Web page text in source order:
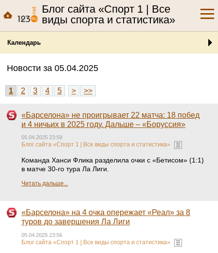
Блог сайта «Спорт 1 | Все
виды спорта и статистика»
Календарь
Новости за 05.04.2025
1 2 3 4 5 > >>
«Барселона» не проигрывает 22 матча: 18 побед
и 4 ничьих в 2025 году. Дальше – «Боруссия»
05.04.2025 23:59
Блог сайта «Спорт 1 | Все виды спорта и статистика»
Команда Ханси Флика разделила очки с «Бетисом» (1:1)
в матче 30-го тура Ла Лиги.
Читать дальше...
«Барселона» на 4 очка опережает «Реал» за 8
туров до завершения Ла Лиги
05.04.2025 23:56
Блог сайта «Спорт 1 | Все виды спорта и статистика»